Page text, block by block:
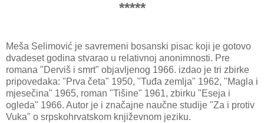
*****
Meša Selimović je savremeni bosanski pisac koji je gotovo
dvadeset godina stvarao u relativnoj anonimnosti. Pre
romana "Derviš i smrt" objavljenog 1966. izdao je tri zbirke
pripovedaka: "Prva četa" 1950, "Tuđa zemlja" 1962, "Magla i
mjesečina" 1965, roman "Tišine" 1961, zbirku "Eseja i
ogleda" 1966. Autor je i značajne naučne studije "Za i protiv
Vuka" o srpskohrvatskom književnom jeziku.